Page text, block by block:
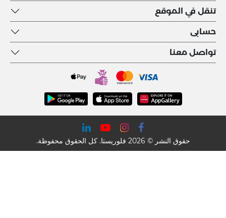
تنقل في الموقع
حسابى
تواصل معنا
حقوق النشر © 2026 فلوريستا. كل الحقوق محفوظة.